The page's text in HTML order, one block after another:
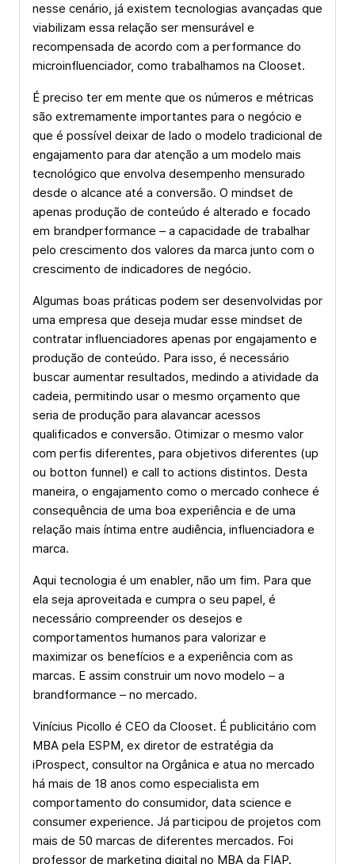
nesse cenário, já existem tecnologias avançadas que
viabilizam essa relação ser mensurável e
recompensada de acordo com a performance do
microinfluenciador, como trabalhamos na Clooset.
É preciso ter em mente que os números e métricas
são extremamente importantes para o negócio e
que é possível deixar de lado o modelo tradicional de
engajamento para dar atenção a um modelo mais
tecnológico que envolva desempenho mensurado
desde o alcance até a conversão. O mindset de
apenas produção de conteúdo é alterado e focado
em brandperformance – a capacidade de trabalhar
pelo crescimento dos valores da marca junto com o
crescimento de indicadores de negócio.
Algumas boas práticas podem ser desenvolvidas por
uma empresa que deseja mudar esse mindset de
contratar influenciadores apenas por engajamento e
produção de conteúdo. Para isso, é necessário
buscar aumentar resultados, medindo a atividade da
cadeia, permitindo usar o mesmo orçamento que
seria de produção para alavancar acessos
qualificados e conversão. Otimizar o mesmo valor
com perfis diferentes, para objetivos diferentes (up
ou botton funnel) e call to actions distintos. Desta
maneira, o engajamento como o mercado conhece é
consequência de uma boa experiência e de uma
relação mais íntima entre audiência, influenciadora e
marca.
Aqui tecnologia é um enabler, não um fim. Para que
ela seja aproveitada e cumpra o seu papel, é
necessário compreender os desejos e
comportamentos humanos para valorizar e
maximizar os benefícios e a experiência com as
marcas. E assim construir um novo modelo – a
brandformance – no mercado.
Vinícius Picollo é CEO da Clooset. É publicitário com
MBA pela ESPM, ex diretor de estratégia da
iProspect, consultor na Orgânica e atua no mercado
há mais de 18 anos como especialista em
comportamento do consumidor, data science e
consumer experience. Já participou de projetos com
mais de 50 marcas de diferentes mercados. Foi
professor de marketing digital no MBA da FIAP.